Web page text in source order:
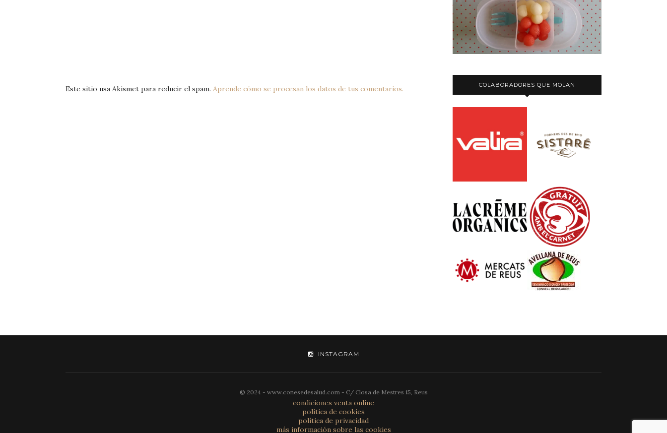
Este sitio usa Akismet para reducir el spam. Aprende cómo se procesan los datos de tus comentarios. COLABORADORES QUE MOLAN
INSTAGRAM
© 2024 - www.conesedesalud.com - C/ Closa de Mestres 15, Reus
condiciones venta online
política de cookies
política de privacidad
más información sobre las cookies